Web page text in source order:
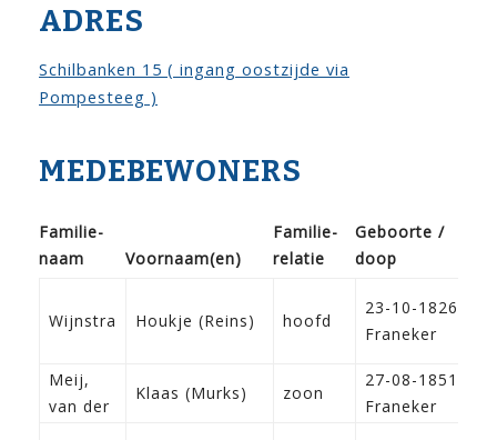
ADRES
Schilbanken 15 ( ingang oostzijde via
Pompesteeg )
MEDEBEWONERS
Familie­
naam
Voor­naam(en)
Familie­
relatie
Geboorte /
doop
Wijnstra Houkje (Reins) hoofd
23-10-1826
Franeker
Meij,
van der
Klaas (Murks) zoon
27-08-1851
Franeker